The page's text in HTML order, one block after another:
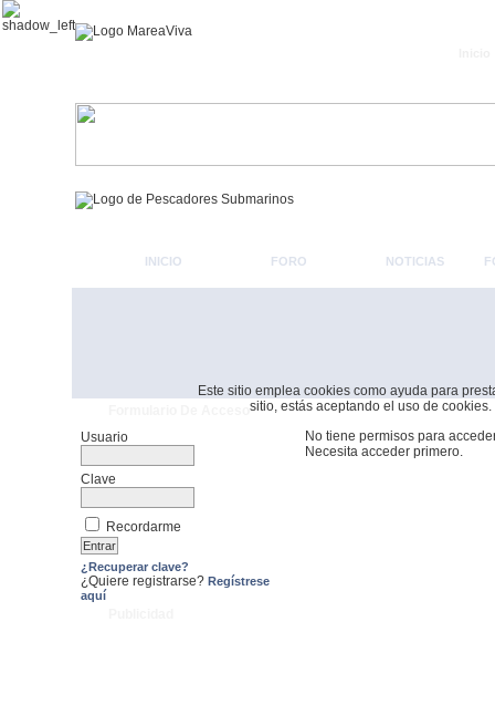
Este sitio emplea cookies como ayuda para
sitio, estás aceptando el uso de cookies.
INICIO FORO NOTICIAS
Usuario
Clave
Recordarme
¿Recuperar clave?
¿Quiere registrarse? Regístrese
aquí
No tiene permisos para
Necesita acceder primero.